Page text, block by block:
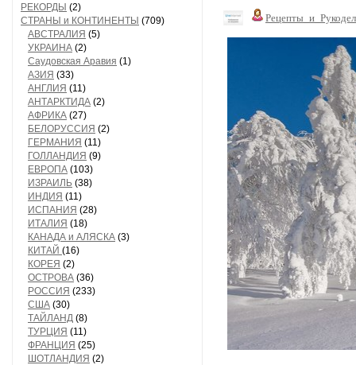
РЕКОРДЫ (2)
СТРАНЫ и КОНТИНЕНТЫ (709)
АВСТРАЛИЯ (5)
УКРАИНА (2)
Саудовская Аравия (1)
АЗИЯ (33)
АНГЛИЯ (11)
АНТАРКТИДА (2)
АФРИКА (27)
БЕЛОРУССИЯ (2)
ГЕРМАНИЯ (11)
ГОЛЛАНДИЯ (9)
ЕВРОПА (103)
ИЗРАИЛЬ (38)
ИНДИЯ (11)
ИСПАНИЯ (28)
ИТАЛИЯ (18)
КАНАДА и АЛЯСКА (3)
КИТАЙ (16)
КОРЕЯ (2)
ОСТРОВА (36)
РОССИЯ (233)
США (30)
ТАЙЛАНД (8)
ТУРЦИЯ (11)
ФРАНЦИЯ (25)
ШОТЛАНДИЯ (2)